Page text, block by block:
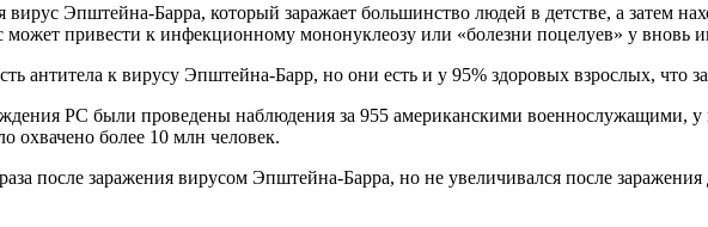
Эпштейна-Барра, который заражает большинство людей в детстве, а затем
привести к инфекционному мононуклеозу или «болезни поцелуев» у
антитела к вирусу Эпштейна-Барр, но они есть и у 95% здоровых взрослых, что
РС были проведены наблюдения за 955 американскими военнослужащими, у
охвачено более 10 млн человек.
после заражения вирусом Эпштейна-Барра, но не увеличивался после